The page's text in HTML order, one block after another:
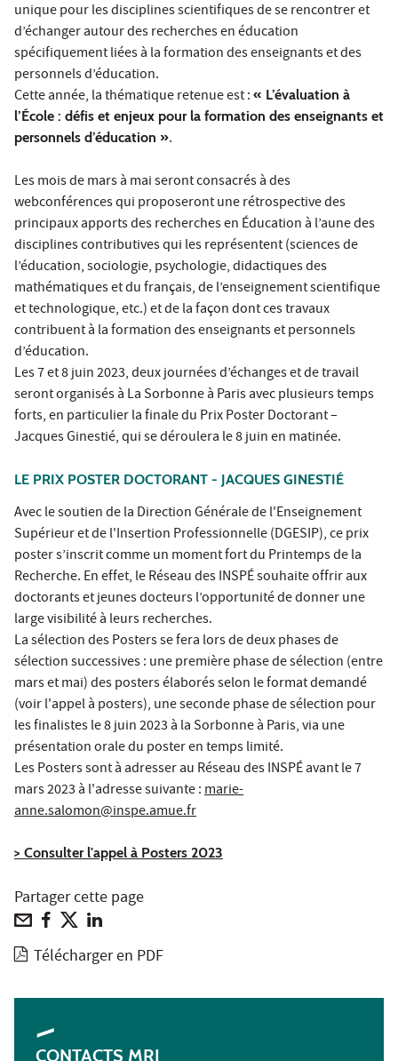
unique pour les disciplines scientifiques de se rencontrer et
d’échanger autour des recherches en éducation
spécifiquement liées à la formation des enseignants et des
personnels d’éducation.
Cette année, la thématique retenue est : « L’évaluation à
l’École : défis et enjeux pour la formation des enseignants et
personnels d’éducation ».
Les mois de mars à mai seront consacrés à des
webconférences qui proposeront une rétrospective des
principaux apports des recherches en Éducation à l’aune des
disciplines contributives qui les représentent (sciences de
l’éducation, sociologie, psychologie, didactiques des
mathématiques et du français, de l’enseignement scientifique
et technologique, etc.) et de la façon dont ces travaux
contribuent à la formation des enseignants et personnels
d’éducation.
Les 7 et 8 juin 2023, deux journées d’échanges et de travail
seront organisés à La Sorbonne à Paris avec plusieurs temps
forts, en particulier la finale du Prix Poster Doctorant –
Jacques Ginestié, qui se déroulera le 8 juin en matinée.
LE PRIX POSTER DOCTORANT - JACQUES GINESTIÉ
Avec le soutien de la Direction Générale de l'Enseignement
Supérieur et de l'Insertion Professionnelle (DGESIP), ce prix
poster s’inscrit comme un moment fort du Printemps de la
Recherche. En effet, le Réseau des INSPÉ souhaite offrir aux
doctorants et jeunes docteurs l’opportunité de donner une
large visibilité à leurs recherches.
La sélection des Posters se fera lors de deux phases de
sélection successives : une première phase de sélection (entre
mars et mai) des posters élaborés selon le format demandé
(voir l'appel à posters), une seconde phase de sélection pour
les finalistes le 8 juin 2023 à la Sorbonne à Paris, via une
présentation orale du poster en temps limité.
Les Posters sont à adresser au Réseau des INSPÉ avant le 7
mars 2023 à l'adresse suivante :marie-
anne.salomon@inspe.amue.fr
> Consulter l'appel à Posters 2023
Partager cette page
Télécharger en PDF
CONTACTS MRI